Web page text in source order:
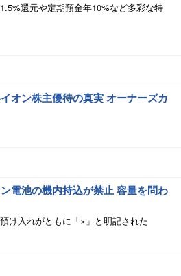
還元や定期預金年10%など多彩な特
オン株主優待の真実 オーナーズカ
電池の機内持込が禁止 容量を問わ
け入れがともに「×」と明記された